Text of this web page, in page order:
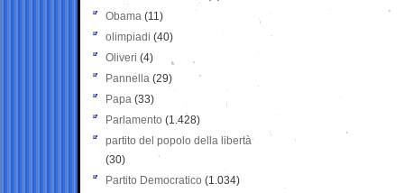
Obama (11)
olimpiadi (40)
Oliveri (4)
Pannella (29)
Papa (33)
Parlamento (1.428)
partito del popolo della libertà
(30)
Partito Democratico (1.034)